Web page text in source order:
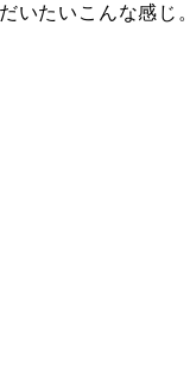
いたいこんな感じ。